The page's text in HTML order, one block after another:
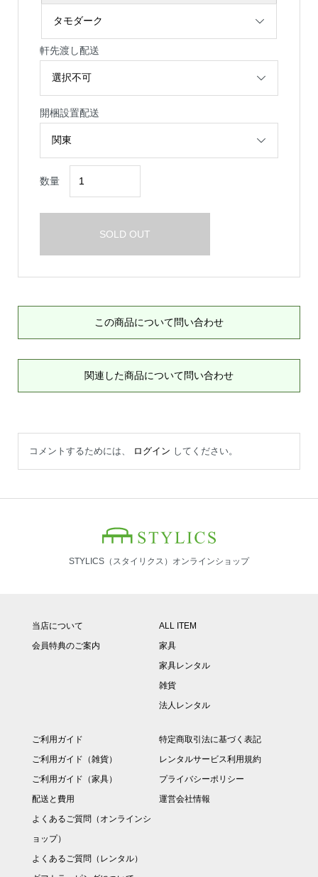
軒先渡し配送
開梱設置配送
数量
SOLD OUT
この商品について問い合わせ
関連した商品について問い合わせ
コメントするためには、 ログイン してください。
STYLICS（スタイリクス）オンラインショップ
当店について
会員特典のご案内
ALL ITEM
家具
家具レンタル
雑貨
法人レンタル
ご利用ガイド
ご利用ガイド（雑貨）
ご利用ガイド（家具）
配送と費用
よくあるご質問（オンラインシ
ョップ）
よくあるご質問（レンタル）
特定商取引法に基づく表記
レンタルサービス利用規約
プライバシーポリシー
運営会社情報